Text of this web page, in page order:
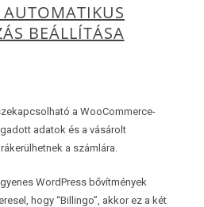
AUTOMATIKUS
BEÁLLÍTÁSA
a WooCommerce-
adatok és a vásárolt
a számlára.
WordPress bővítmények
hogy “Billingo”, akkor ez a két